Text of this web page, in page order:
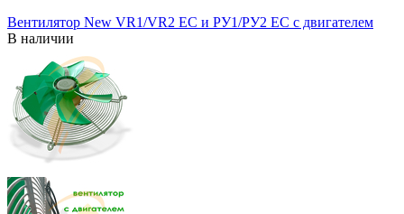
Вентилятор New VR1/VR2 EC и РУ1/РУ2 ЕС с двигателем
В наличии